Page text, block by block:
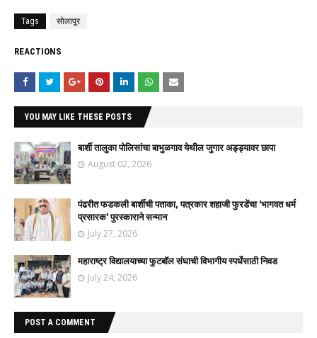
Tags सोलापूर
REACTIONS
YOU MAY LIKE THESE POSTS
बार्शी तालुका पोलिसांचा बाभुळगाव येथील जुगार अड्ड्यावर छापा
August 02, 2026
पंढरीत फडकली बार्शीची पताका, पत्रकार शहाजी फुरडेंचा 'भागवत धर्म
प्रसारक' पुरस्काराने सन्मान
July 27, 2026
महाराष्ट्र विद्यालयाच्या फुटबॉल संघाची विभागीय स्पर्धेसाठी निवड
July 24, 2026
POST A COMMENT